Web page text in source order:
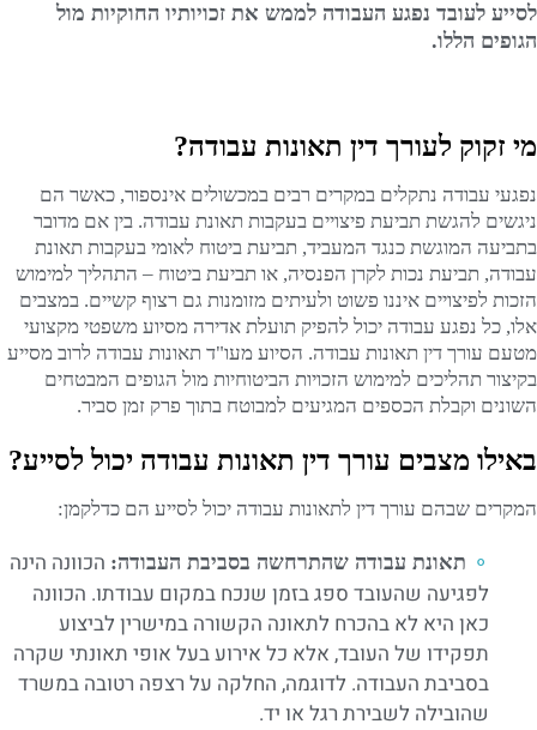
לסייע לעובד נפגע העבודה לממש את זכויותיו החוקיות מול
הגופים הללו.
מי זקוק לעורך דין תאונות עבודה?
נפגעי עבודה נתקלים במקרים רבים במכשולים אינספור, כאשר הם
ניגשים להגשת תביעת פיצויים בעקבות תאונת עבודה. בין אם מדובר
בתביעה המוגשת כנגד המעביד, תביעת ביטוח לאומי בעקבות תאונת
עבודה, תביעת נכות לקרן הפנסיה, או תביעת ביטוח – התהליך למימוש
הזכות לפיצויים איננו פשוט ולעיתים מזומנות גם רצוף קשיים. במצבים
אלו, כל נפגע עבודה יכול להפיק תועלת אדירה מסיוע משפטי מקצועי
מטעם עורך דין תאונות עבודה. הסיוע מעו"ד תאונות עבודה לרוב מסייע
בקיצור תהליכים למימוש הזכויות הביטוחיות מול הגופים המבטחים
השונים וקבלת הכספים המגיעים למבוטח בתוך פרק זמן סביר.
באילו מצבים עורך דין תאונות עבודה יכול לסייע?
המקרים שבהם עורך דין לתאונות עבודה יכול לסייע הם כדלקמן:
תאונת עבודה שהתרחשה בסביבת העבודה: הכוונה הינה
לפגיעה שהעובד ספג בזמן שנכח במקום עבודתו. הכוונה
כאן היא לא בהכרח לתאונה הקשורה במישרין לביצוע
תפקידו של העובד, אלא כל אירוע בעל אופי תאונתי שקרה
בסביבת העבודה. לדוגמה, החלקה על רצפה רטובה במשרד
שהובילה לשבירת רגל או יד.